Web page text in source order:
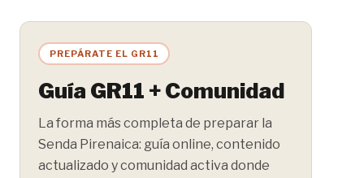
PREPÁRATE EL GR11
Guía GR11 + Comunidad
La forma más completa de preparar la
Senda Pirenaica: guía online, contenido
actualizado y comunidad activa donde